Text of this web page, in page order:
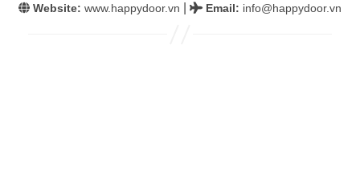
Website: www.happydoor.vn Email: info@happydoor.vn